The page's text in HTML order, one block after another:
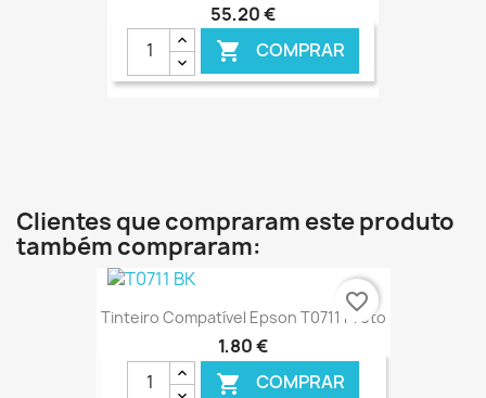
55,20 €
 COMPRAR
Clientes que compraram este produto
também compraram:
Tinteiro Compatível Epson T0711 Preto
1,80 €
 COMPRAR
favorite_border